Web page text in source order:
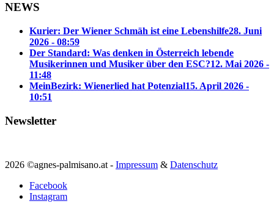
NEWS
Kurier: Der Wiener Schmäh ist eine Lebenshilfe28. Juni
2026 - 08:59
Der Standard: Was denken in Österreich lebende
Musikerinnen und Musiker über den ESC?12. Mai 2026 -
11:48
MeinBezirk: Wienerlied hat Potenzial15. April 2026 -
10:51
Newsletter
2026 ©agnes-palmisano.at - Impressum & Datenschutz
Facebook
Instagram